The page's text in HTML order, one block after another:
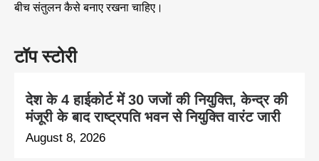
टॉप स्टोरी
देश के 4 हाईकोर्ट में 30 जजों की नियुक्ति, केन्द्र की
मंजूरी के बाद राष्ट्रपति भवन से नियुक्ति वारंट जारी
August 8, 2026
बीच संतुलन कैसे बनाए रखना चाहिए।